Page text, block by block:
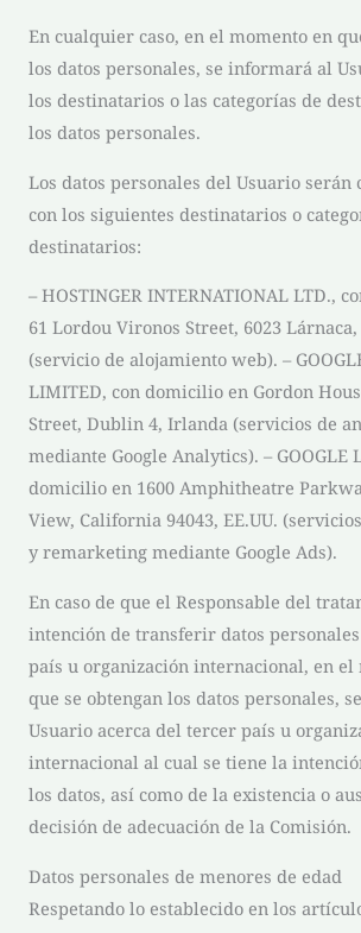
En cualquier caso, en el momento en
los datos personales, se informará al
los destinatarios o las categorías de
los datos personales.
Los datos personales del Usuario serán
con los siguientes destinatarios o
destinatarios:
– HOSTINGER INTERNATIONAL LTD.,
61 Lordou Vironos Street, 6023
(servicio de alojamiento web). –
LIMITED, con domicilio en Gordon
Street, Dublin 4, Irlanda (servicios de
mediante Google Analytics). – GOOGLE
domicilio en 1600 Amphitheatre
View, California 94043, EE.UU.
y remarketing mediante Google Ads).
En caso de que el Responsable del
intención de transferir datos
país u organización internacional, en el
que se obtengan los datos personales,
Usuario acerca del tercer país u
internacional al cual se tiene la
los datos, así como de la existencia o
decisión de adecuación de la Comisión.
Datos personales de menores de edad
Respetando lo establecido en los